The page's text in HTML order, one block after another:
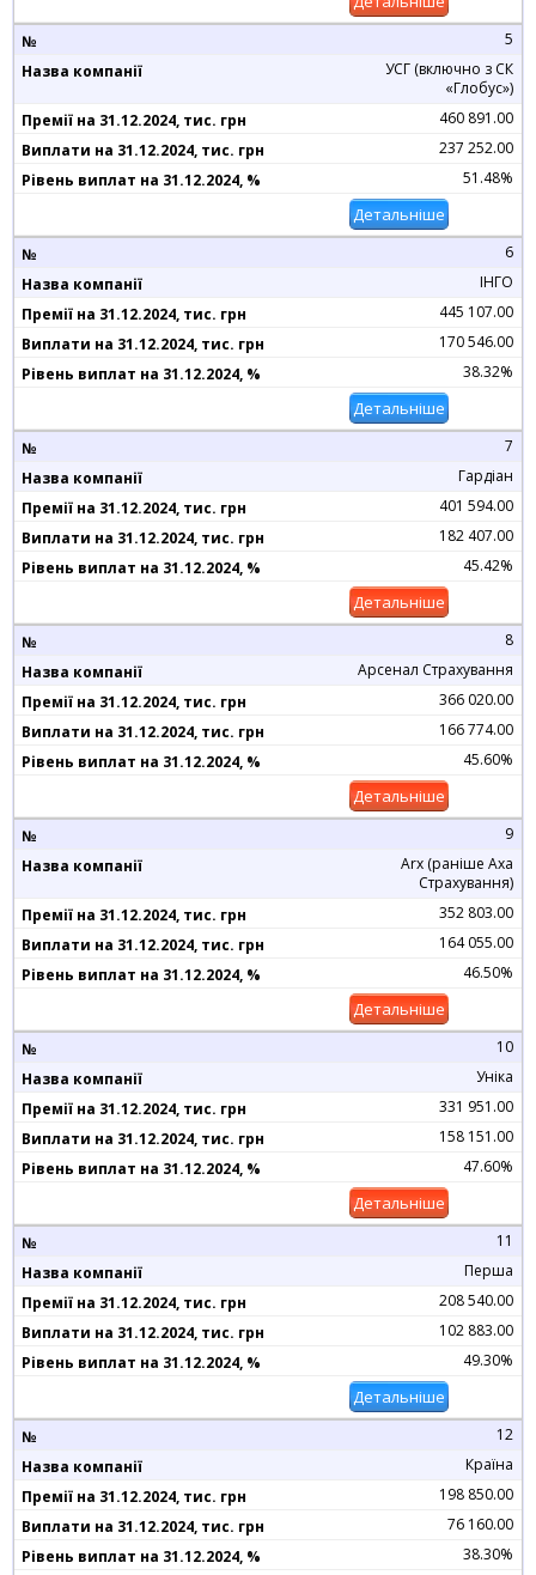
5
УСГ (включно з СК
«Глобус»)
460 891.00
237 252.00
51.48%
Детальніше
6
ІНГО
445 107.00
170 546.00
38.32%
Детальніше
7
Гардіан
401 594.00
182 407.00
45.42%
Детальніше
8
Арсенал Страхування
366 020.00
166 774.00
45.60%
Детальніше
9
Arx (раніше Axa
Страхування)
352 803.00
164 055.00
46.50%
Детальніше
10
Уніка
331 951.00
158 151.00
47.60%
Детальніше
11
Перша
208 540.00
102 883.00
49.30%
Детальніше
12
Країна
198 850.00
76 160.00
38.30%